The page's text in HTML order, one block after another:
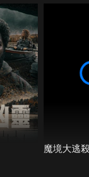
魔境大逃